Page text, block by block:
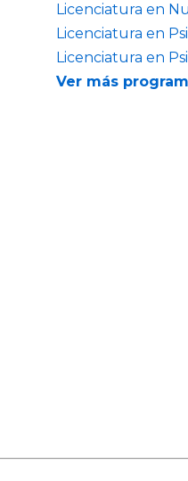
Licenciatura en
Licenciatura en
Licenciatura en
Ver más